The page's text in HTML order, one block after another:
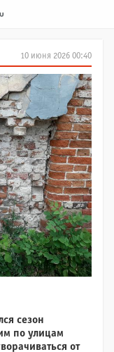
10 июня 2026 00:40
сезон
по улицам
от